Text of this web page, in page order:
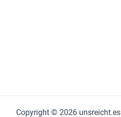
Copyright © 2026 unsreicht.es